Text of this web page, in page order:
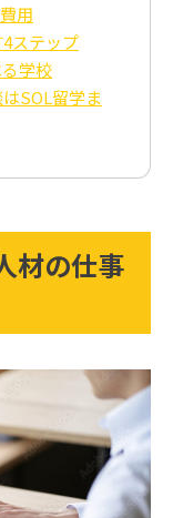
用
ステップ
学校
SOL留学ま
材の仕事